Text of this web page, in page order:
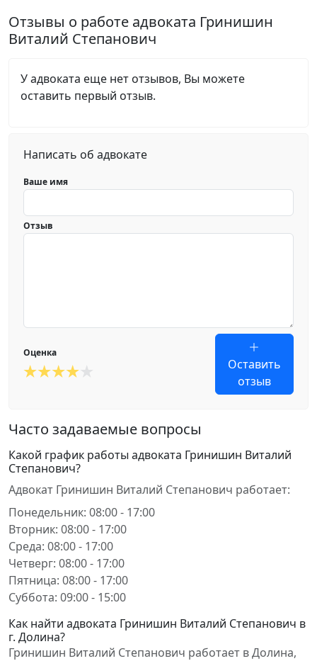
Отзывы о работе адвоката Гринишин
Виталий Степанович
У адвоката еще нет отзывов, Вы можете
оставить первый отзыв.
Написать об адвокате
Ваше имя
Отзыв
Оценка
Оставить
отзыв
Часто задаваемые вопросы
Какой график работы адвоката Гринишин Виталий
Степанович?
Адвокат Гринишин Виталий Степанович работает:
Понедельник: 08:00 - 17:00
Вторник: 08:00 - 17:00
Среда: 08:00 - 17:00
Четверг: 08:00 - 17:00
Пятница: 08:00 - 17:00
Суббота: 09:00 - 15:00
Как найти адвоката Гринишин Виталий Степанович в
г. Долина?
Гринишин Виталий Степанович работает в Долина,